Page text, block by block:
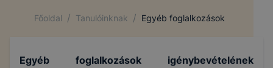
Főoldal / Tanulóinknak / Egyéb foglalkozások
Egyéb foglalkozások igénybevételének